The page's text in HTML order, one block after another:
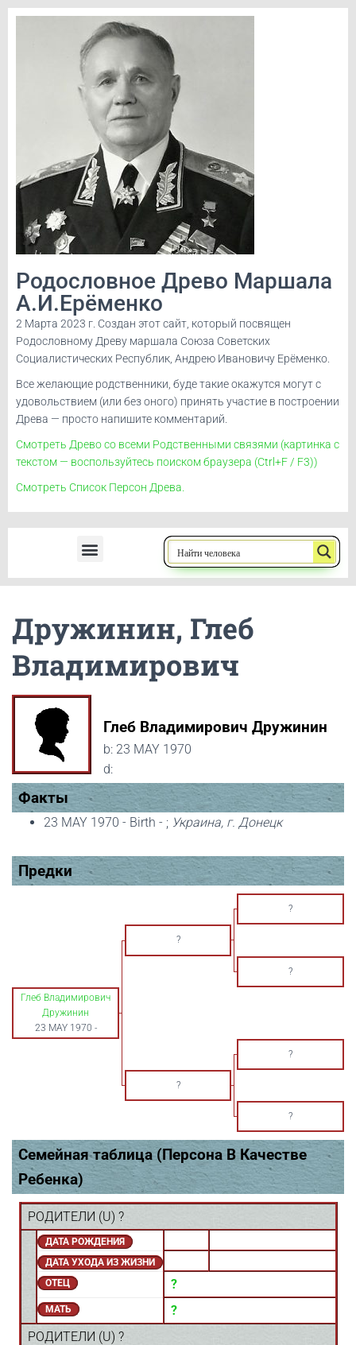
Родословное Древо Маршала
А.И.Ерёменко
2 Марта 2023 г. Создан этот сайт, который посвящен
Родословному Древу маршала Союза Советских
Социалистических Республик, Андрею Ивановичу Ерёменко.
Все желающие родственники, буде такие окажутся могут с
удовольствием (или без оного) принять участие в построении
Древа — просто напишите комментарий.
Смотреть Древо со всеми Родственными связями (картинка с
текстом — воспользуйтесь поиском браузера (Ctrl+F / F3))
Смотреть Список Персон Древа.
Дружинин, Глеб
Владимирович
Глеб Владимирович Дружинин
b: 23 MAY 1970
d:
Факты
23 MAY 1970 - Birth - ; Украина, г. Донецк
Предки
?
?
?
Глеб Владимирович
Дружинин
23 MAY 1970 -
?
?
?
Семейная таблица (Персона В Качестве
Ребенка)
РОДИТЕЛИ (U) ?
ДАТА РОЖДЕНИЯ
ДАТА УХОДА ИЗ ЖИЗНИ
ОТЕЦ
?
МАТЬ
?
РОДИТЕЛИ (U) ?